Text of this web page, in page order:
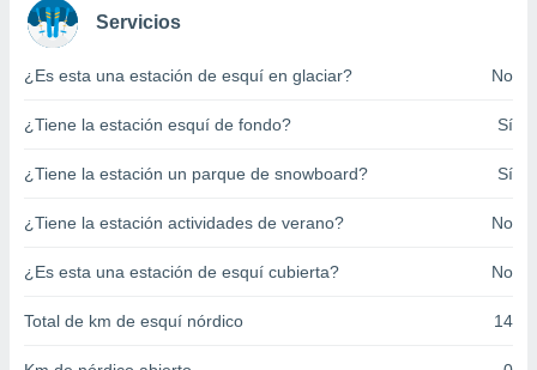
en
de
o acceder
perfiles
Servicios
¿Es esta una estación de esquí en glaciar? No
¿Tiene la estación esquí de fondo? Sí
¿Tiene la estación un parque de snowboard? Sí
¿Tiene la estación actividades de verano? No
¿Es esta una estación de esquí cubierta? No
Total de km de esquí nórdico 14